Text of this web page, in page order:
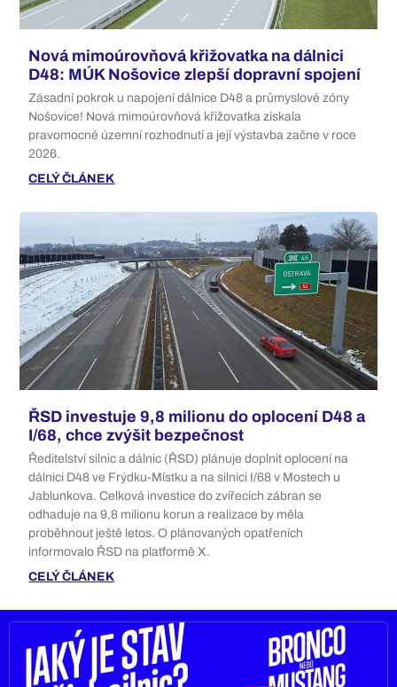
Nová mimoúrovňová křižovatka na dálnici
D48: MÚK Nošovice zlepší dopravní spojení
Zásadní pokrok u napojení dálnice D48 a průmyslové zóny
Nošovice! Nová mimoúrovňová křižovatka získala
pravomocné územní rozhodnutí a její výstavba začne v roce
2026.
CELÝ ČLÁNEK
ŘSD investuje 9,8 milionu do oplocení D48 a
I/68, chce zvýšit bezpečnost
Ředitelství silnic a dálnic (ŘSD) plánuje doplnit oplocení na
dálnici D48 ve Frýdku-Místku a na silnici I/68 v Mostech u
Jablunkova. Celková investice do zvířecích zábran se
odhaduje na 9,8 milionu korun a realizace by měla
proběhnout ještě letos. O plánovaných opatřeních
informovalo ŘSD na platformě X.
CELÝ ČLÁNEK